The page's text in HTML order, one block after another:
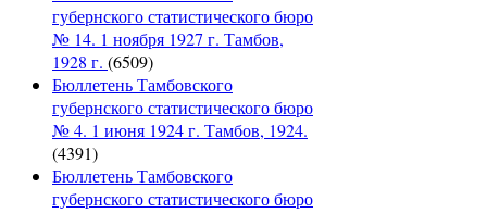
губернского статистического бюро
№ 14. 1 ноября 1927 г. Тамбов,
1928 г. (6509)
Бюллетень Тамбовского
губернского статистического бюро
№ 4. 1 июня 1924 г. Тамбов, 1924.
(4391)
Бюллетень Тамбовского
губернского статистического бюро